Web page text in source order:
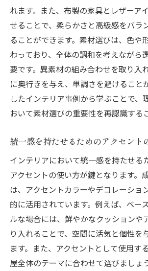
れます。また、布製の家具とレザーア
せることで、柔らかさと高級感をバラ
ることができます。素材選びは、色や
わっており、全体の調和を考えながら
要です。異素材の組み合わせを取り入
に奥行きを与え、単調さを避けること
したインテリア事例から学ぶことで、
おいて素材選びの重要性を再認識する
統一感を持たせるためのアクセント
インテリアにおいて統一感を持たせる
アクセントの使い方が鍵となります。
は、アクセントカラーやデコレーショ
的に活用されています。例えば、ベー
ルな場合には、鮮やかなクッションや
り入れることで、空間に活気と個性を
ます。また、アクセントとして使用す
屋全体のテーマに合わせて選びましょ